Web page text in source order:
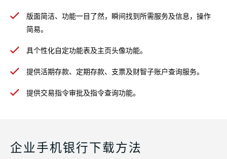
版面简洁、功能一目了然，瞬间找到所需服务及信息，操作
简易。
具个性化自定功能表及主页头像功能。
提供活期存款、定期存款、支票及财智子账户查询服务。
提供交易指令审批及指令查询功能。
企业手机银行下载方法